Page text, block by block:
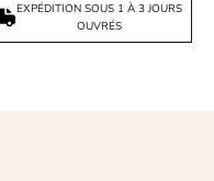
EXPÉDITION SOUS 1 À 3 JOURS
OUVRÉS